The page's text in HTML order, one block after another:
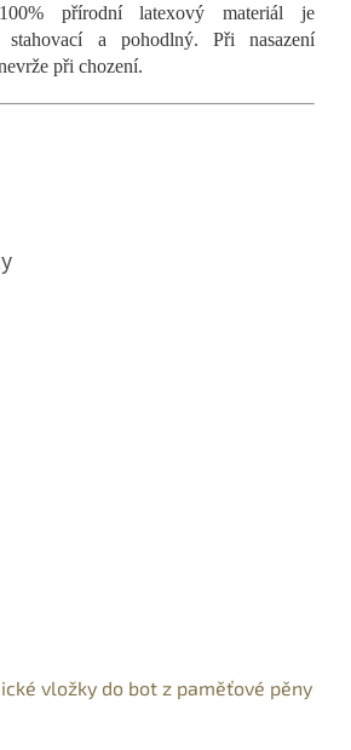
přírodní latexový materiál je
stahovací a pohodlný. Při nasazení
při chození.
vložky do bot z paměťové pěny